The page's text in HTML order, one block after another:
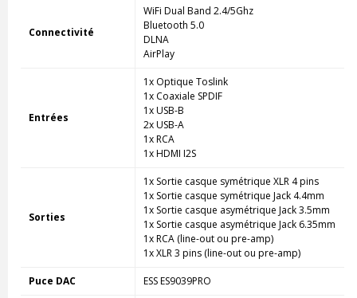
Connectivité
WiFi Dual Band 2.4/5Ghz
Bluetooth 5.0
DLNA
AirPlay
Entrées
1x Optique Toslink
1x Coaxiale SPDIF
1x USB-B
2x USB-A
1x RCA
1x HDMI I2S
Sorties
1x Sortie casque symétrique XLR 4 pins
1x Sortie casque symétrique Jack 4.4mm
1x Sortie casque asymétrique Jack 3.5mm
1x Sortie casque asymétrique Jack 6.35mm
1x RCA (line-out ou pre-amp)
1x XLR 3 pins (line-out ou pre-amp)
Puce DAC ESS ES9039PRO